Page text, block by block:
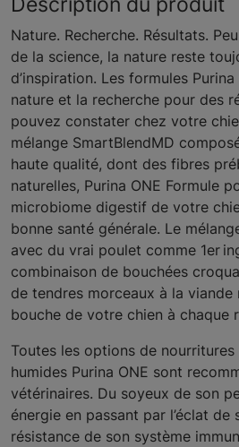
Nature. Recherche. Résultats.
de la science, la nature reste
d’inspiration. Les formules
nature et la recherche pour des
pouvez constater chez votre
mélange SmartBlendMD
haute qualité, dont des fibres
naturelles, Purina ONE Formule
microbiome digestif de votre
bonne santé générale. Le
avec du vrai poulet comme 1er
combinaison de bouchées
de tendres morceaux à la viande
bouche de votre chien à chaque
Toutes les options de nourritures
humides Purina ONE sont
vétérinaires. Du soyeux de son
énergie en passant par l’éclat de
résistance de son système